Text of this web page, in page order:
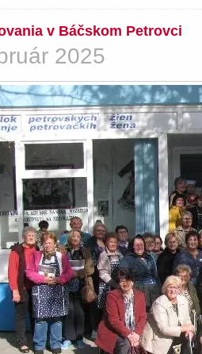
v Báčskom Petrovci
2025